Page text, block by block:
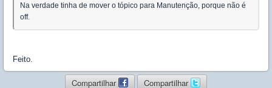
Na verdade tinha de mover o tópico para Manutenção, porque não é
off.
Feito.
Compartilhar Compartilhar